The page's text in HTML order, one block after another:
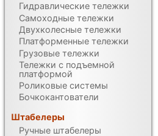
Гидравлические тележки
Самоходные тележки
Двухколесные тележки
Платформенные тележки
Грузовые тележки
Тележки с подъемной
платформой
Роликовые системы
Бочкокантователи
Штабелеры
Ручные штабелеры